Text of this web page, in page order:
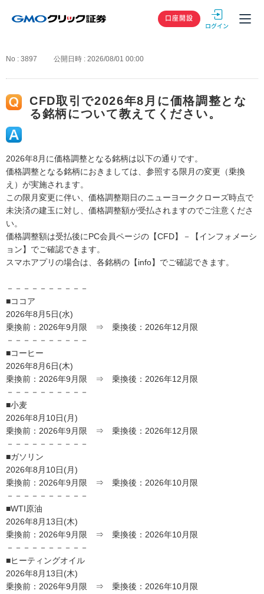
GMOクリック
口座開設
No : 3897 公開日時 : 2026/08/01 00:00
CFD取引で2026年8月に価格調整とな
る銘柄について教えてください。
2026年8月に価格調整となる銘柄は以下の通りです。
価格調整となる銘柄におきましては、参照する限月の変更（乗換
え）が実施されます。
この限月変更に伴い、価格調整期日のニューヨーククローズ時点で
未決済の建玉に対し、価格調整額が受払されますのでご注意くださ
い。
価格調整額は受払後にPC会員ページの【CFD】－【インフォメーシ
ョン】でご確認できます。
スマホアプリの場合は、各銘柄の【info】でご確認できます。
－－－－－－－－－－
■ココア
2026年8月5日(水)
乗換前：2026年9月限 ⇒ 乗換後：2026年12月限
－－－－－－－－－－
■コーヒー
2026年8月6日(木)
乗換前：2026年9月限 ⇒ 乗換後：2026年12月限
－－－－－－－－－－
■小麦
2026年8月10日(月)
乗換前：2026年9月限 ⇒ 乗換後：2026年12月限
－－－－－－－－－－
■ガソリン
2026年8月10日(月)
乗換前：2026年9月限 ⇒ 乗換後：2026年10月限
－－－－－－－－－－
■WTI原油
2026年8月13日(木)
乗換前：2026年9月限 ⇒ 乗換後：2026年10月限
－－－－－－－－－－
■ヒーティングオイル
2026年8月13日(木)
乗換前：2026年9月限 ⇒ 乗換後：2026年10月限